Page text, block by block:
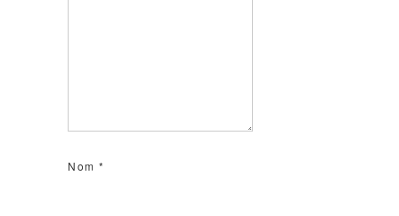
Nom*